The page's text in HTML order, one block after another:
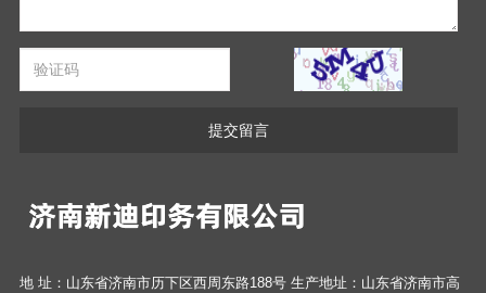
提交留言
地 址：山东省济南市历下区西周东路188号 生产地址：山东省济南市高